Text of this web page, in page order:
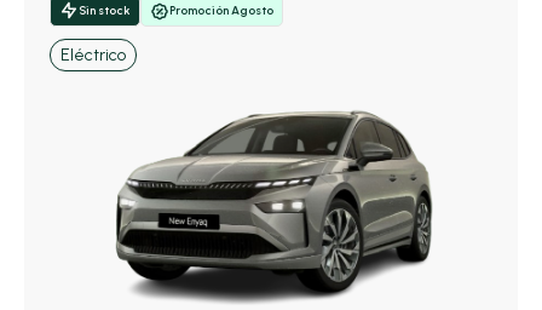
Sin stock Promoción Agosto
Eléctrico